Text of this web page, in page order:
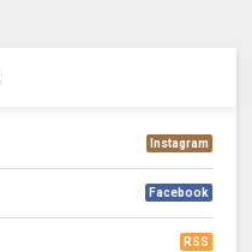
Instagram
Facebook
RSS